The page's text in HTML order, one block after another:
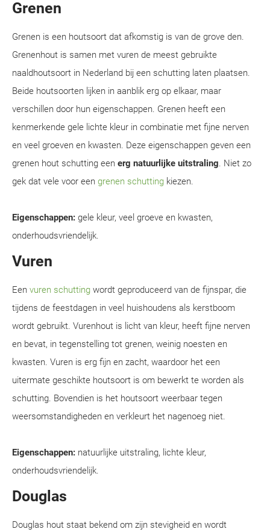
Grenen
Grenen is een houtsoort dat afkomstig is van de grove den.
Grenenhout is samen met vuren de meest gebruikte
naaldhoutsoort in Nederland bij een schutting laten plaatsen.
Beide houtsoorten lijken in aanblik erg op elkaar, maar
verschillen door hun eigenschappen. Grenen heeft een
kenmerkende gele lichte kleur in combinatie met fijne nerven
en veel groeven en kwasten. Deze eigenschappen geven een
grenen hout schutting een erg natuurlijke uitstraling. Niet zo
gek dat vele voor een grenen schutting kiezen.
Eigenschappen: gele kleur, veel groeve en kwasten,
onderhoudsvriendelijk.
Vuren
Een vuren schutting wordt geproduceerd van de fijnspar, die
tijdens de feestdagen in veel huishoudens als kerstboom
wordt gebruikt. Vurenhout is licht van kleur, heeft fijne nerven
en bevat, in tegenstelling tot grenen, weinig noesten en
kwasten. Vuren is erg fijn en zacht, waardoor het een
uitermate geschikte houtsoort is om bewerkt te worden als
schutting. Bovendien is het houtsoort weerbaar tegen
weersomstandigheden en verkleurt het nagenoeg niet.
Eigenschappen: natuurlijke uitstraling, lichte kleur,
onderhoudsvriendelijk.
Douglas
Douglas hout staat bekend om zijn stevigheid en wordt